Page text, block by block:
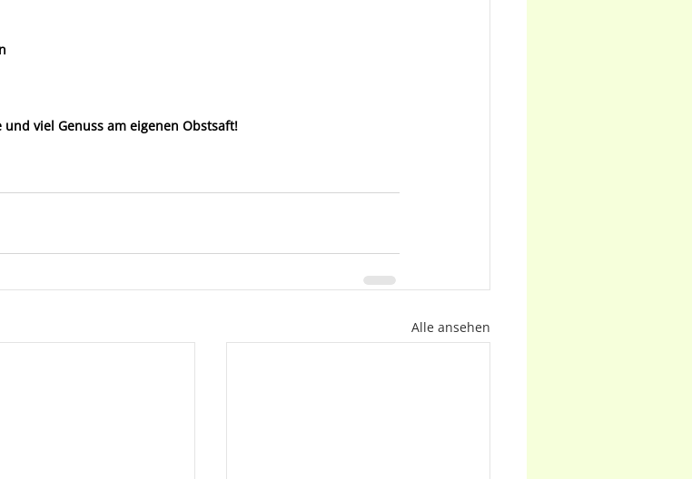
viel Genuss am eigenen Obstsaft!
Alle ansehen